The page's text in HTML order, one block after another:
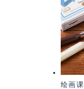
绘画